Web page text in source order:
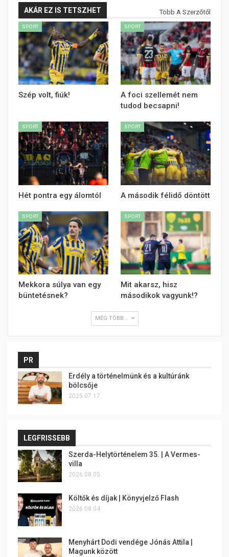
AKÁR EZ IS TETSZHET Több A Szerzőtől
SPORT
Szép volt, fiúk!
SPORT
A foci szellemét nem
tudod becsapni!
SPORT
Hét pontra egy álomtól
SPORT
A második félidő döntött
SPORT
Mekkora súlya van egy
büntetésnek?
SPORT
Mit akarsz, hisz
másodikok vagyunk!?
MÉG TÖBB...
PR
Erdély a történelmünk és a kultúránk
bölcsője
2025.07.17.
LEGFRISSEBB
Szerda-Helytörténelem 35. | A Vermes-
villa
2026.08.05.
Költők és díjak | Könyvjelző Flash
2026.08.04.
Menyhárt Dodi vendége Jónás Attila |
Magunk között